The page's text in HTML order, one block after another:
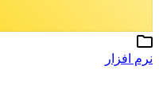
نرم افزار